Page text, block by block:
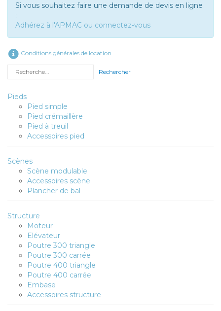
Si vous souhaitez faire une demande de devis en ligne
:
Adhérez à l'APMAC ou connectez-vous
Conditions générales de location
Rechercher
Pieds
Pied simple
Pied crémaillère
Pied à treuil
Accessoires pied
Scènes
Scène modulable
Accessoires scène
Plancher de bal
Structure
Moteur
Elévateur
Poutre 300 triangle
Poutre 300 carrée
Poutre 400 triangle
Poutre 400 carrée
Embase
Accessoires structure